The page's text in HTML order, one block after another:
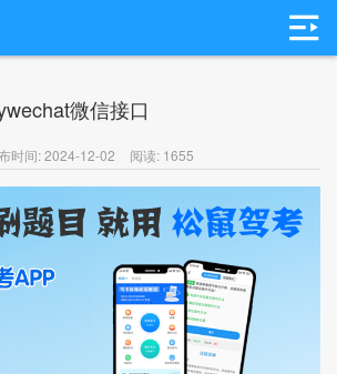
微信接口
时间: 2024-12-02 阅读: 1655